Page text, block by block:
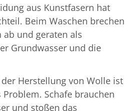
aus Kunstfasern hat
Beim Waschen brechen
ab und geraten als
Grundwasser und die
der Herstellung von Wolle ist
Schafe brauchen
und stoßen das